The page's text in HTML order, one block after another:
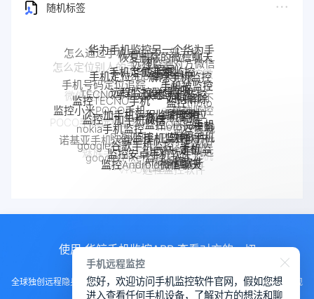
随机标签
怎么通过手机定位另一部手机
华为手机监控另一个华为手
机
恢复删除的微信聊天
记录
远程监测对方微信
聊天记录
微信定位APP
手机号码定位追踪
手机定位app
手机定位追踪
华鲸手机监控
解除手机监控
监听
手机被监控
如何解除
手机是不
是被监控
了
手机被别人
监控了怎么
解除
POCO手机远程监控
监控小米POCO手机
监控TECNO手机
TECNO手机远程监控
远程监控联想手机
联想手机监控
监控moto
手机
摩托罗拉
moto远程监
控
监控真我
手机软件
真我手机远程
监控别人手机
realme手机
监控
魅族手机怎么远程监控另一台手
机
魅族手机监控
诺基亚手机远程监控
nokia手机监控
监控一加手机微信
一加手机远程监控软件
一加手机监控
监控OPPO手机
软件
OPPO手机
定位
OPPO手机远
程监控
手机窃听
VIVO远程监控软件
VIVO手机监控
google Pixel监控
google谷歌手机监控
Pixel监控APP
Pixel手机监控软件
google手机监
控
Android软件
监控Android微信聊天
监控安卓手机软件
使用 华鲸手机监控APP 查看对方的一切
全球独创远程隐身运行监控手机，不用经过对方同意安装，100%不让对方发现
手机远程监控
您好，欢迎访问手机监控软件官网，假如您想
进入查看任何手机设备，了解对方的想法和聊